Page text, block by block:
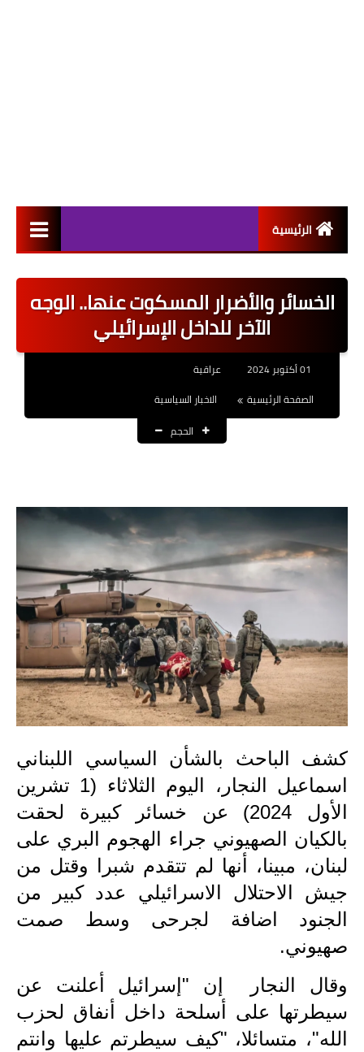
الرئيسية
اخبار القطاع العام
اخبار القطاع الخاص
العقود والاجور اليومية
القروض والسلف
المنح المالية
قطع الاراضي
اخبار العراق
الاخبار السياسية
الاخبار الامنية
الاخبار الاقتصادية
الاخبار الرياضية
المدارس
اخبار وقرارات وزارة التربية
نتائج الامتحانات
المرحلة المتوسطة
المرحلة الاعدادية
الخسائر والأضرار المسكوت عنها.. الوجه
الآخر للداخل الإسرائيلي
عراقية
الصفحة الرئيسية
الاخبار السياسية
الحجم
كشف الباحث بالشأن السياسي اللبناني
اسماعيل النجار، اليوم الثلاثاء (1 تشرين
الأول 2024) عن خسائر كبيرة لحقت
بالكيان الصهيوني جراء الهجوم البري على
لبنان، مبينا، أنها لم تتقدم شبرا وقتل من
جيش الاحتلال الاسرائيلي عدد كبير من
الجنود اضافة لجرحى وسط صمت
صهيوني.
وقال النجار إن "إسرائيل أعلنت عن
سيطرتها على أسلحة داخل أنفاق لحزب
الله"، متسائلا، "كيف سيطرتم عليها وانتم